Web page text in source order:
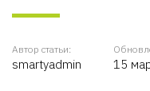
Автор статьи:
smartyadmin 15